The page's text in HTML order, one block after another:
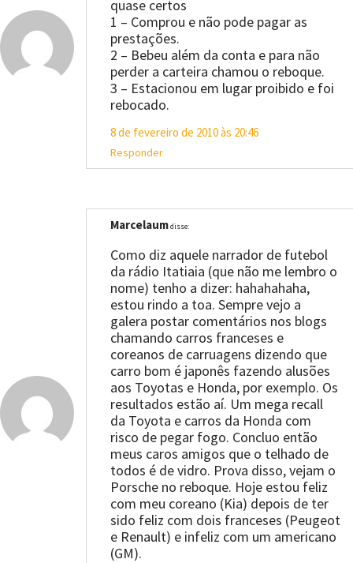
quase certos
1 – Comprou e não pode pagar as
prestações.
2 – Bebeu além da conta e para não
perder a carteira chamou o reboque.
3 – Estacionou em lugar proibido e foi
rebocado.
8 de fevereiro de 2010 às 20:46
Responder
Marcelaumdisse:
Como diz aquele narrador de futebol
da rádio Itatiaia (que não me lembro o
nome) tenho a dizer: hahahahaha,
estou rindo a toa. Sempre vejo a
galera postar comentários nos blogs
chamando carros franceses e
coreanos de carruagens dizendo que
carro bom é japonês fazendo alusões
aos Toyotas e Honda, por exemplo. Os
resultados estão aí. Um mega recall
da Toyota e carros da Honda com
risco de pegar fogo. Concluo então
meus caros amigos que o telhado de
todos é de vidro. Prova disso, vejam o
Porsche no reboque. Hoje estou feliz
com meu coreano (Kia) depois de ter
sido feliz com dois franceses (Peugeot
e Renault) e infeliz com um americano
(GM).